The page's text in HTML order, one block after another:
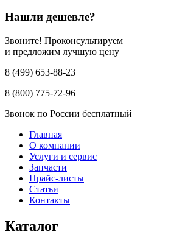
Нашли дешевле?
Звоните! Проконсультируем
и предложим лучшую цену
8 (499) 653-88-23
8 (800) 775-72-96
Звонок по России бесплатный
Главная
О компании
Услуги и сервис
Запчасти
Прайс-листы
Статьи
Контакты
Каталог